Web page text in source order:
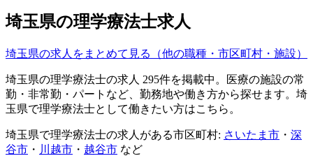
埼玉県の理学療法士求人
埼玉県の求人をまとめて見る（他の職種・市区町村・施設）
埼玉県の理学療法士の求人 295件を掲載中。医療の施設の常
勤・非常勤・パートなど、勤務地や働き方から探せます。埼
玉県で理学療法士として働きたい方はこちら。
埼玉県で理学療法士の求人がある市区町村: さいたま市 ・ 深
谷市 ・ 川越市 ・ 越谷市 など